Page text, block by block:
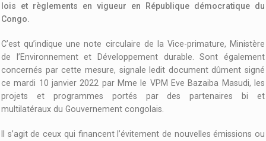
lois et règlements en vigueur en République démocratique du
Congo.
C’est qu’indique une note circulaire de la Vice-primature, Ministère
de l’Environnement et Développement durable. Sont également
concernés par cette mesure, signale ledit document dûment signé
ce mardi 10 janvier 2022 par Mme le VPM Eve Bazaiba Masudi, les
projets et programmes portés par des partenaires bi et
multilatéraux du Gouvernement congolais.
Il s’agit de ceux qui financent l’évitement de nouvelles émissions ou